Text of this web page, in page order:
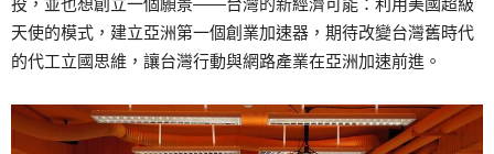
投，並也想創立一個願景——台灣的新經濟可能：利用美國超級
天使的模式，建立亞洲第一個創業加速器，期待改變台灣舊時代
的代工立國思維，讓台灣行動與網路產業在亞洲加速前進。